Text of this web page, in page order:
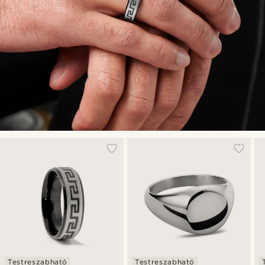
Testreszabható Testreszabható